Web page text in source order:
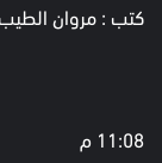
كتب : مروان الطيب
11:08 م